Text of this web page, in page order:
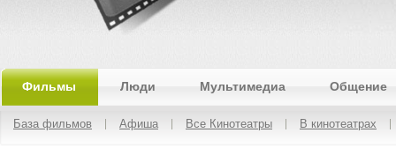
Фильмы Люди Мультимедиа Общение
База фильмов Афиша Все Кинотеатры В кинотеатрах